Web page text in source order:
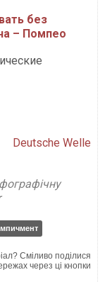
без
– Помпео
Deutsche Welle
Сміливо поділися
через ці кнопки